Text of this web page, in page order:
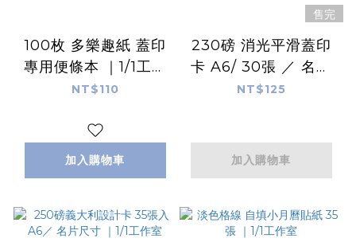
100枚 多樂趣紙 蓋印
專用便條本 ｜1/1工作
室
NT$110
加入購物車
售完
230磅 消光平滑蓋印
卡 A6/ 30張 ／ 名片
尺寸 ｜1/1工作室
NT$125
加入購物車